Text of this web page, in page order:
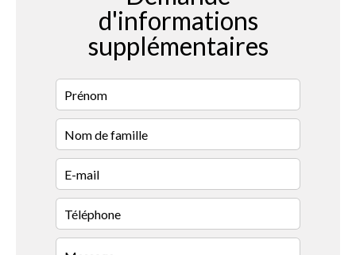
d'informations
supplémentaires